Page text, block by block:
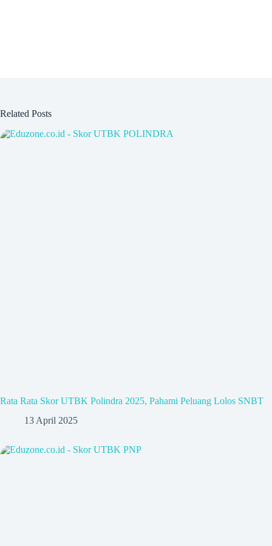
Related Posts
Rata Rata Skor UTBK Polindra 2025, Pahami Peluang Lolos SNBT
13 April 2025